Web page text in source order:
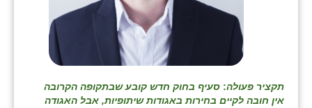
תקציר פעולה: סעיף בחוק חדש קובע שבתקופה הקרובה
אין חובה לקיים בחירות באגודות שיתופיות, אבל האגודה
גני יהודה